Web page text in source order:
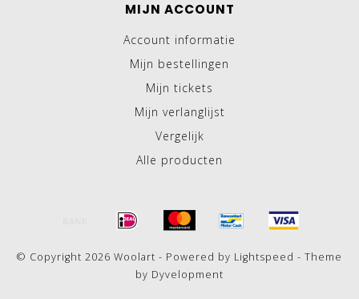
MIJN ACCOUNT
Account informatie
Mijn bestellingen
Mijn tickets
Mijn verlanglijst
Vergelijk
Alle producten
© Copyright 2026 Woolart - Powered by Lightspeed - Theme
by Dyvelopment